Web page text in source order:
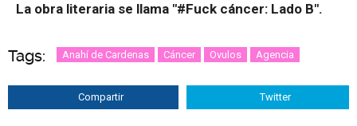
La obra literaria se llama "#Fuck cáncer: Lado B".
Tags: Anahí de Cardenas Cáncer Ovulos Agencia
Compartir Twitter